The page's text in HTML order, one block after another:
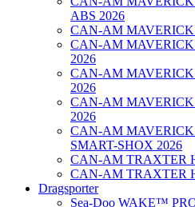
ABS 2026
CAN-AM MAVERICK
CAN-AM MAVERICK
2026
CAN-AM MAVERICK
2026
CAN-AM
2026
CAN-AM
SMART-SHOX 2026
CAN-AM TRAXTER
CAN-AM TRAXTER
Dragsporter
Sea-Doo WAKE™